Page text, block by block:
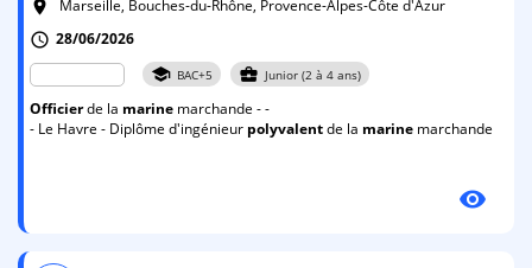
room
Marseille, Bouches-du-Rhône, Provence-Alpes-Côte d'Azur
schedule 28/06/2026
school BAC+5 business_center Junior (2 à 4 ans)
Officierde la marine marchande - -
- Le Havre - Diplôme d'ingénieur polyvalentde la marine marchande
visibility